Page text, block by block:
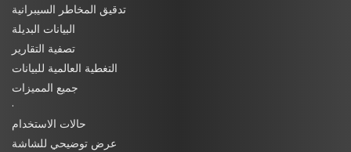
تدقيق المخاطر السيبرانية
البيانات البديلة
تصفية التقارير
التغطية العالمية للبيانات
جميع المميزات
·
حالات الاستخدام
عرض توضيحي للشاشة